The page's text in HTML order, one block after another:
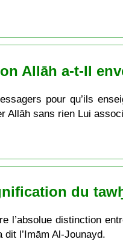
Allāh a-t-Il
pour qu’ils
Allāh sans rien Lui
du
l’absolue distinction
dit l’Imām Al-Jounayd.